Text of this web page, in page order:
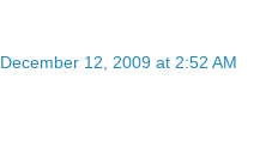
December 12, 2009 at 2:52 AM